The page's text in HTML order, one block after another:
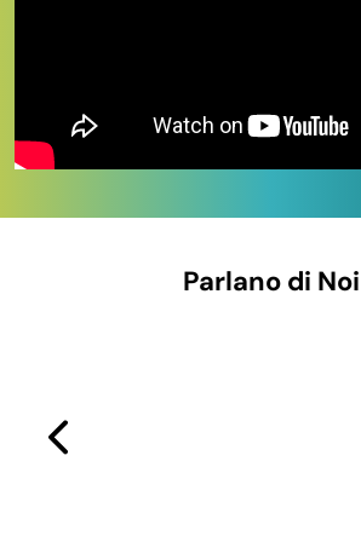
trasportare
Leggeri e pieghevoli, si gonfiano in
essere trasportati facilmente in
relax con il minimo ingombro.
Molti modelli includono anche
valvole
Parlano di Noi